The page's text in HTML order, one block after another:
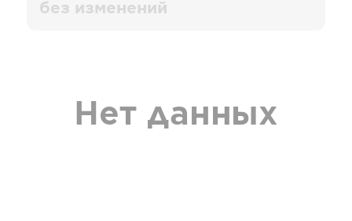
без изменений
Нет данных